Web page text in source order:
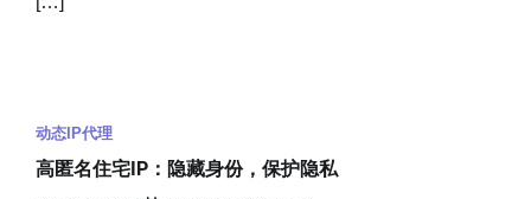
动态IP代理
高匿名住宅IP：隐藏身份，保护隐私